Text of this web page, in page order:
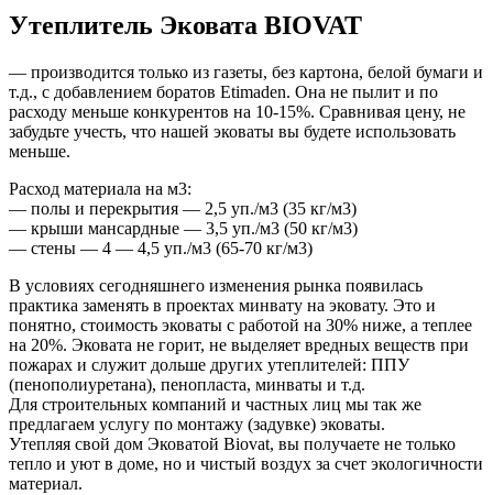
Утеплитель Эковата BIOVAT
— производится только из газеты, без картона, белой бумаги и
т.д., с добавлением боратов Еtimаdеn. Она не пылит и по
расходу меньше конкурентов на 10-15%. Сравнивая цену, не
забудьте учесть, что нашей эковаты вы будете использовать
меньше.
Расход материала на м3:
— полы и перекрытия — 2,5 уп./м3 (35 кг/м3)
— крыши мансардные — 3,5 уп./м3 (50 кг/м3)
— стены — 4 — 4,5 уп./м3 (65-70 кг/м3)
В условиях сегодняшнего изменения рынка появилась
практика заменять в проектах минвату на эковату. Это и
понятно, стоимость эковаты с работой на 30% ниже, а теплее
на 20%. Эковата не горит, не выделяет вредных веществ при
пожарах и служит дольше других утеплителей: ППУ
(пенополиуретана), пенопласта, минваты и т.д.
Для строительных компаний и частных лиц мы так же
предлагаем услугу по монтажу (задувке) эковаты.
Утепляя свой дом Эковатой Вiоvаt, вы получаете не только
тепло и уют в доме, но и чистый воздух за счет экологичности
материал.